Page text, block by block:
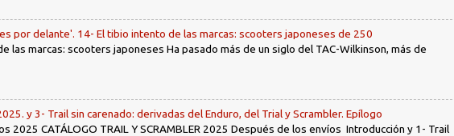
por delante'. 14- El tibio intento de las marcas: scooters japoneses de 250
las marcas: scooters japoneses Ha pasado más de un siglo del TAC-Wilkinson, más de
y 3- Trail sin carenado: derivadas del Enduro, del Trial y Scrambler. Epílogo
2025 CATÁLOGO TRAIL Y SCRAMBLER 2025 Después de los envíos Introducción y 1- Trail